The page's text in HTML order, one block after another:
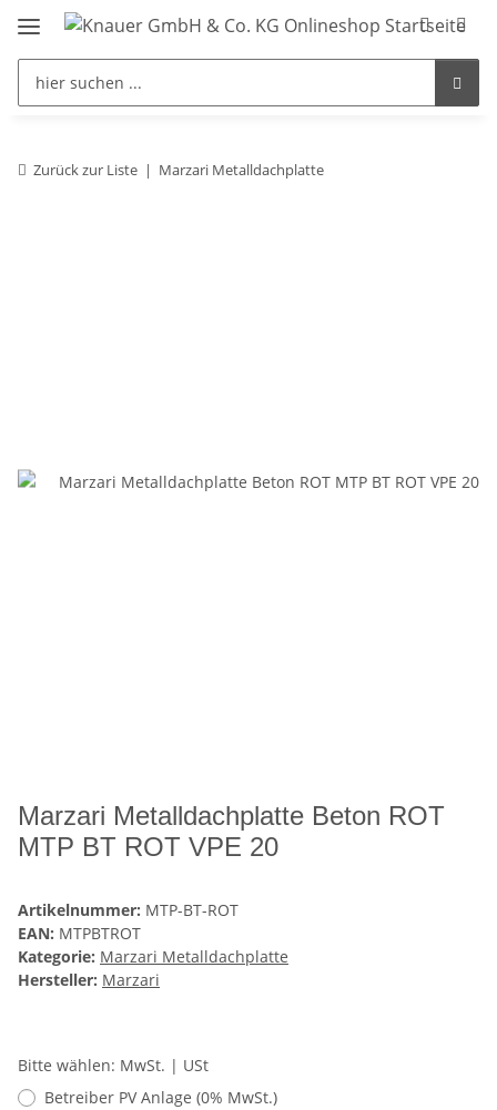
Zurück zur Liste Marzari Metalldachplatte
Marzari Metalldachplatte Beton ROT
MTP BT ROT VPE 20
Artikelnummer: MTP-BT-ROT
EAN: MTPBTROT
Kategorie: Marzari Metalldachplatte
Hersteller: Marzari
Bitte wählen: MwSt. | USt
Betreiber PV Anlage (0% MwSt.)